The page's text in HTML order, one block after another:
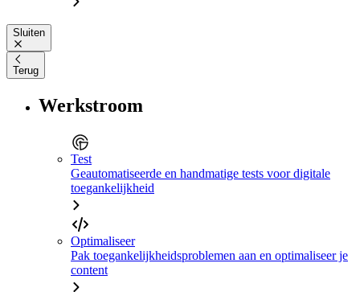
Sluiten
Terug
Werkstroom
Test
Geautomatiseerde en handmatige tests voor digitale
toegankelijkheid
Optimaliseer
Pak toegankelijkheidsproblemen aan en optimaliseer je
content